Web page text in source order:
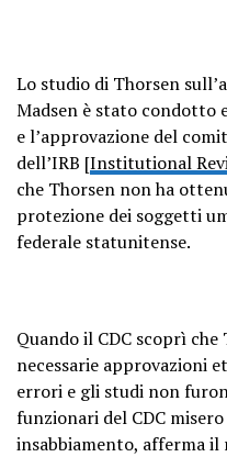
Lo studio di Thorsen
Madsen è stato condotto
e l’approvazione del
dell’IRB [Institutional
che Thorsen non ha
protezione dei soggetti
federale statunitense.
Quando il CDC scoprì
necessarie approvazioni
errori e gli studi non
funzionari del CDC
insabbiamento, afferma il